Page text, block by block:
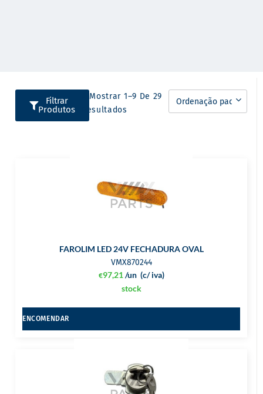
Filtrar
Produtos
A Mostrar 1–9 De 29
Resultados
FAROLIM LED 24V FECHADURA OVAL
VMX870244
€97,21 (c/ iva)
/un
stock
ENCOMENDAR